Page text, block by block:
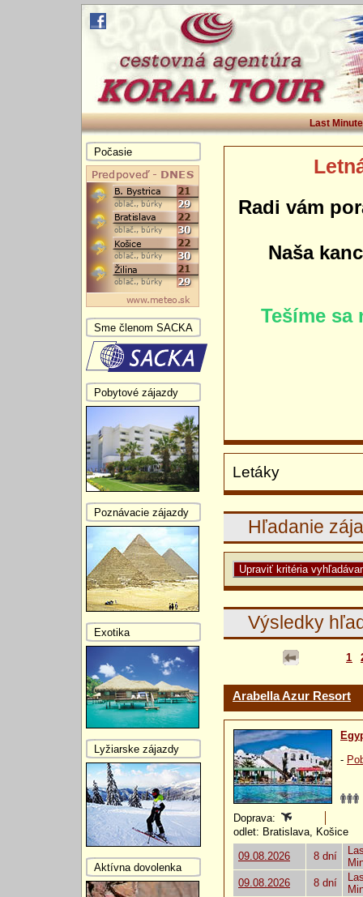
Last Minute
Radi vám
Naša
Tešíme sa
Letáky
Hľadanie
Výsledky
1
Arabella Azur Resort
-
Doprava:
odlet: Bratislava, Košice
09.08.2026
8 dní
09.08.2026
8 dní
Počasie
Sme členom SACKA
Pobytové zájazdy
Poznávacie zájazdy
Exotika
Lyžiarske zájazdy
Aktívna dovolenka